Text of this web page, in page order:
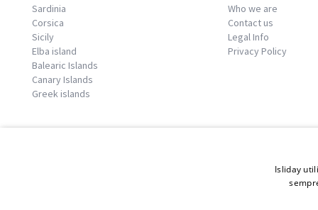
Sardinia
Corsica
Sicily
Elba island
Balearic Islands
Canary Islands
Greek islands
Who we are
Contact us
Legal Info
Privacy Policy
© 2026 Copyright GATE S.r.l - Via G. Cacciò 5 - 57034 Portoferraio -
Isliday